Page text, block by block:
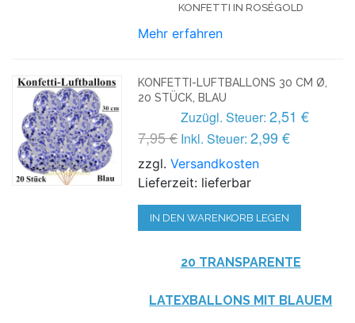
KONFETTI IN ROSÉGOLD
Mehr erfahren
KONFETTI-LUFTBALLONS 30 CM Ø,
20 STÜCK, BLAU
7,95 €
Zuzügl. Steuer: 2,51 €
Inkl. Steuer: 2,99 €
zzgl.Versandkosten
Lieferzeit: lieferbar
IN DEN WARENKORB LEGEN
20 TRANSPARENTE
LATEXBALLONS MIT BLAUEM